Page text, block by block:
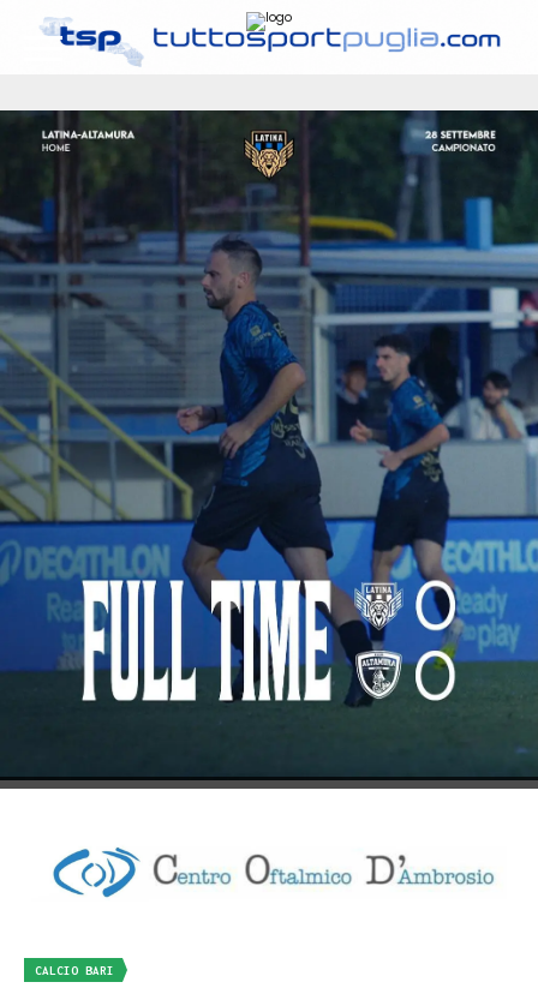
CALCIO BARI